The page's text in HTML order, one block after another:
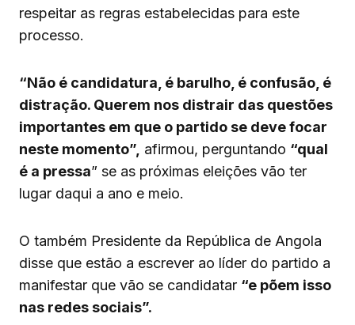
respeitar as regras estabelecidas para este
processo.
“Não é candidatura, é barulho, é confusão, é
distração. Querem nos distrair das questões
importantes em que o partido se deve focar
neste momento”, afirmou, perguntando “qual
é a pressa” se as próximas eleições vão ter
lugar daqui a ano e meio.
O também Presidente da República de Angola
disse que estão a escrever ao líder do partido a
manifestar que vão se candidatar “e põem isso
nas redes sociais”.